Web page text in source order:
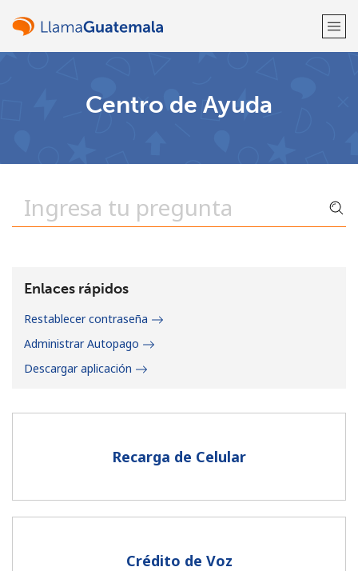
Un caracter especial
Centro de Ayuda
Recarga de Celular
Crédito de Voz
Enlaces rápidos
Restablecer contraseña
Administrar Autopago
Descargar aplicación